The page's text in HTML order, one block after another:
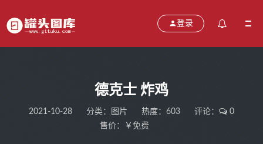
登录
德克士 炸鸡
2021-10-28 分类： 图片 热度：603 评论：
0
售价：￥免费